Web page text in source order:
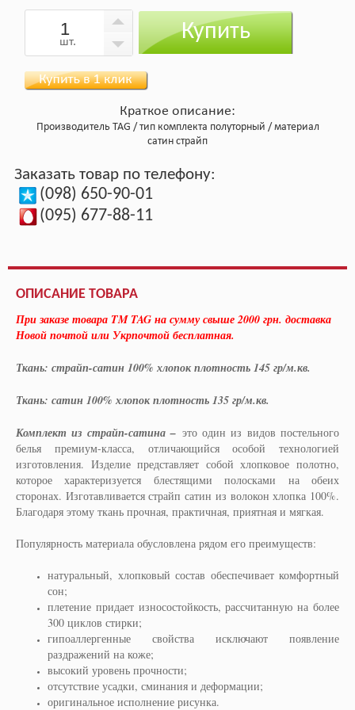
шт. Купить
Краткое описание:
Производитель TAG тип комплекта полуторный
материал
сатин страйп
Заказать товар по телефону:
(098) 650-90-01
(095) 677-88-11
ОПИСАНИЕ ТОВАРА
При заказе товара TM TAG на сумму свыше 2000 грн. доставка
Новой почтой или Укрпочтой бесплатная.
Ткань: страйп-сатин 100% хлопок плотность 145 гр/м.кв.
Ткань: сатин 100% хлопок плотность 135 гр/м.кв.
Комплект из страйп-сатина – это один из видов постельного
белья премиум-класса, отличающийся особой технологией
изготовления. Изделие представляет собой хлопковое полотно,
которое характеризуется блестящими полосками на обеих
сторонах. Изготавливается страйп сатин из волокон хлопка 100%.
Благодаря этому ткань прочная, практичная, приятная и мягкая.
Популярность материала обусловлена рядом его преимуществ:
натуральный, хлопковый состав обеспечивает комфортный
сон;
плетение придает износостойкость, рассчитанную на более
300 циклов стирки;
гипоаллергенные свойства исключают появление
раздражений на коже;
высокий уровень прочности;
отсутствие усадки, сминания и деформации;
оригинальное исполнение рисунка.